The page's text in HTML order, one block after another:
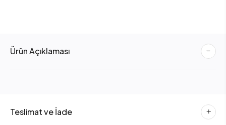
Ürün Açıklaması
Teslimat ve İade